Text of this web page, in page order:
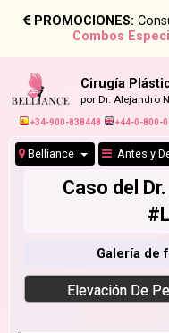
PROMOCIONES:
Combos
Cirugía
por Dr. Alejandro
+34-900-838448 +44-0-800-
Belliance Antes y
Caso del
Galería de
Elevación De